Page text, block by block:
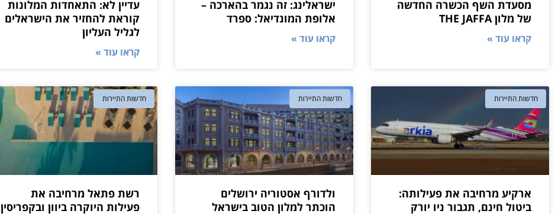
מסעדת השף הכשרה החדשה
של מלון THE JAFFA
קראו עוד »
ישראלינג: זה נגמר בהארכה –
אלופת המונדיאל: ספרד
קראו עוד »
עדיין לא: התאחדות המלונות
קוראת להחזיר את הישראלים
לגליל העליון
קראו עוד »
חדשות התיירות
ארקיע מרחיבה את פעילותה:
ביטול חינם, תגבור ניו יורק
חדשות התיירות
ולדורף אסטוריה ירושלים
הוכתר למלון הטוב בישראל
חדשות התיירות
רשת פתאל מרחיבה את
פעילות היוקרה ביוון ובקפריסין